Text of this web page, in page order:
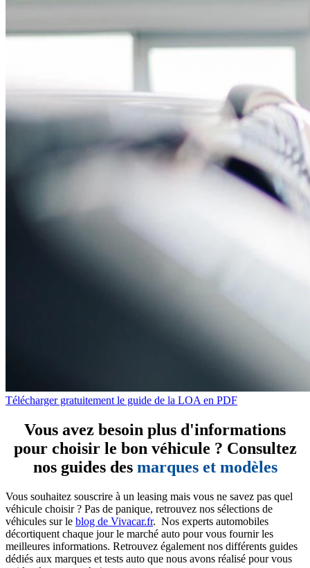
Télécharger gratuitement le guide de la LOA en PDF
Vous avez besoin plus d'informations
pour choisir le bon véhicule ? Consultez
nos guides des marques et modèles
Vous souhaitez souscrire à un leasing mais vous ne savez pas quel
véhicule choisir ? Pas de panique, retrouvez nos sélections de
véhicules sur le blog de Vivacar.fr. Nos experts automobiles
décortiquent chaque jour le marché auto pour vous fournir les
meilleures informations. Retrouvez également nos différents guides
dédiés aux marques et tests auto que nous avons réalisé pour vous